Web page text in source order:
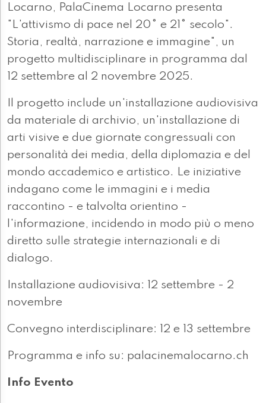
Locarno, PalaCinema Locarno presenta
"L'attivismo di pace nel 20° e 21° secolo".
Storia, realtà, narrazione e immagine", un
progetto multidisciplinare in programma dal
12 settembre al 2 novembre 2025.
Il progetto include un'installazione audiovisiva
da materiale di archivio, un'installazione di
arti visive e due giornate congressuali con
personalità dei media, della diplomazia e del
mondo accademico e artistico. Le iniziative
indagano come le immagini e i media
raccontino - e talvolta orientino -
l'informazione, incidendo in modo più o meno
diretto sulle strategie internazionali e di
dialogo.
Installazione audiovisiva: 12 settembre - 2
novembre
Convegno interdisciplinare: 12 e 13 settembre
Programma e info su: palacinemalocarno.ch
Info Evento